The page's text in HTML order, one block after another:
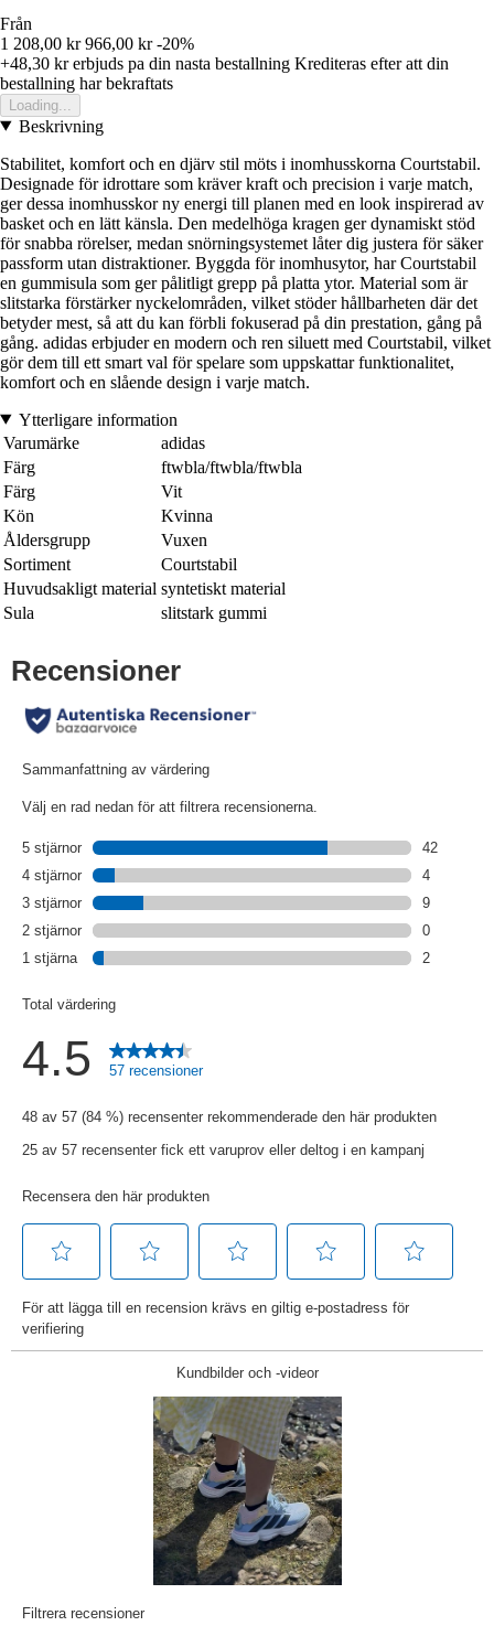
Från
1 208,00 kr 966,00 kr -20%
+48,30 krerbjuds pa din nasta bestallning Krediteras efter att din
bestallning har bekraftats
Loading...
Beskrivning
Stabilitet, komfort och en djärv stil möts i inomhusskorna Courtstabil.
Designade för idrottare som kräver kraft och precision i varje match,
ger dessa inomhusskor ny energi till planen med en look inspirerad av
basket och en lätt känsla. Den medelhöga kragen ger dynamiskt stöd
för snabba rörelser, medan snörningsystemet låter dig justera för säker
passform utan distraktioner. Byggda för inomhusytor, har Courtstabil
en gummisula som ger pålitligt grepp på platta ytor. Material som är
slitstarka förstärker nyckelområden, vilket stöder hållbarheten där det
betyder mest, så att du kan förbli fokuserad på din prestation, gång på
gång. adidas erbjuder en modern och ren siluett med Courtstabil, vilket
gör dem till ett smart val för spelare som uppskattar funktionalitet,
komfort och en slående design i varje match.
Ytterligare information
Varumärke
adidas
Färg
ftwbla/ftwbla/ftwbla
Färg
Vit
Kön
Kvinna
Åldersgrupp
Vuxen
Sortiment
Courtstabil
Huvudsakligt material syntetiskt material
Sula
slitstark gummi